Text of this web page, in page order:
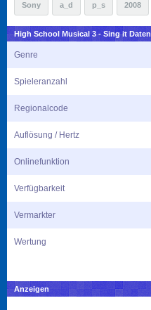
Sony a_d p_s 2008
High School Musical 3 - Sing it Daten
Genre
Spieleranzahl
Regionalcode
Auflösung / Hertz
Onlinefunktion
Verfügbarkeit
Vermarkter
Wertung
Anzeigen